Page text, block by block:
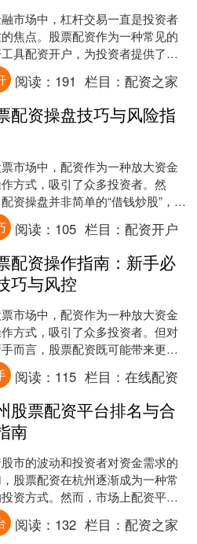
市场中，杠杆交易一直是投资者
焦点。股票配资作为一种常见的
具配资开户，为投资者提供了以
的机会。本文将为您系统介绍股
的基本概念、操作流....
阅读： 191 栏目：配资之家
配资操盘技巧与风险指
市场中，配资作为一种放大资金
方式，吸引了众多投资者。然
资操盘并非简单的“借钱炒股”，它
放大收益，也可能放大亏损。本
您详细解析股票配....
阅读： 105 栏目：配资开户
配资操作指南：新手必
巧与风控
市场中，配资作为一种放大资金
方式，吸引了众多投资者。但对
而言，股票配资既可能带来更高
也伴随着更大的风险。本文将为
一份实用的股票配资....
阅读： 115 栏目：在线配资
股票配资平台排名与合
南
市的波动和投资者对资金需求的
股票配资在杭州逐渐成为一种常
投资方式。然而，市场上配资平台
质量参差不齐，投资者在选择时
临“如何选”、“哪....
阅读： 132 栏目：配资之家